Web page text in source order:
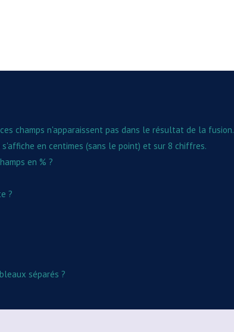
champs n'apparaissent pas dans le résultat de la fusion.
en centimes (sans le point) et sur 8 chiffres.
en % ?
?
séparés ?